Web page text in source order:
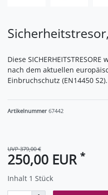
Diese
nach dem aktuellen
Einbruchschutz (EN14450 S2).
Artikelnummer 67442
UVP 379,00 €
250,00 EUR *
Inhalt 1 Stück